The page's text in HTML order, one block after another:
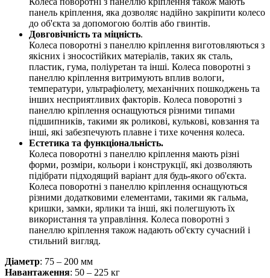
панель кріплення, яка дозволяє надійно закріпити колесо
до об'єкта за допомогою болтів або гвинтів.
Довговічність та міцність.
Колеса поворотні з панеллю кріплення виготовляються з
якісних і зносостійких матеріалів, таких як сталь,
пластик, гума, поліуретан та інші. Колеса поворотні з
панеллю кріплення витримують вплив вологи,
температури, ультрафіолету, механічних пошкоджень та
інших несприятливих факторів. Колеса поворотні з
панеллю кріплення оснащуються різними типами
підшипників, такими як роликові, кулькові, ковзання та
інші, які забезпечують плавне і тихе кочення колеса.
Естетика та функціональність.
Колеса поворотні з панеллю кріплення мають різні
форми, розміри, кольори і конструкції, які дозволяють
підібрати підходящий варіант для будь-якого об'єкта.
Колеса поворотні з панеллю кріплення оснащуються
різними додатковими елементами, такими як гальма,
кришки, замки, ярлики та інші, які полегшують їх
використання та управління. Колеса поворотні з
панеллю кріплення також надають об'єкту сучасний і
стильний вигляд.
Діаметр: 75 – 200 мм
Навантаження: 50 – 225 кг